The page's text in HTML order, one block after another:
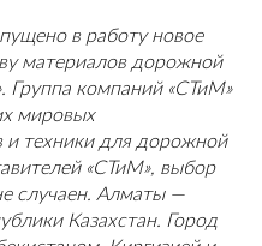
в работу новое
материалов дорожной
компаний «СТиМ»
мировых
и техники для дорожной
«СТиМ», выбор
случаен. Алматы —
Казахстан. Город